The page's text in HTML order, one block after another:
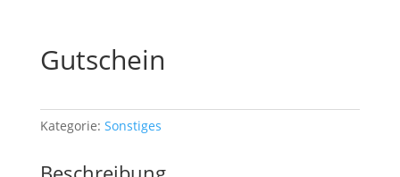
Gutschein
Kategorie: Sonstiges